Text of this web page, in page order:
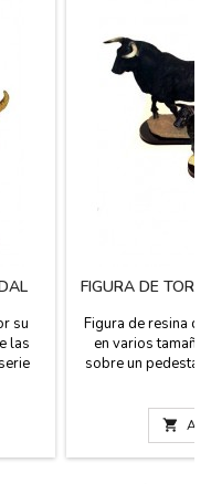
su
las
con
cm
FIGURA DE
Figura de resina
en varios
sobre un pedestal
típìco de nuestro
para empresas
cantidades a
consúltanos
